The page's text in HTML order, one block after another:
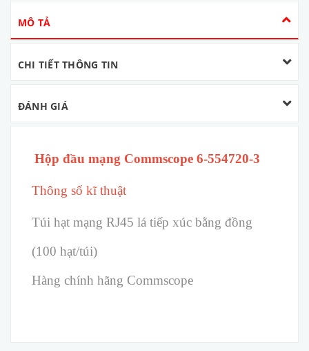
MÔ TẢ
CHI TIẾT THÔNG TIN
ĐÁNH GIÁ
Hộp đầu mạng Commscope 6-554720-3
Thông số kĩ thuật
Túi hạt mạng RJ45 lá tiếp xúc bằng đồng
(100 hạt/túi)
Hàng chính hãng Commscope